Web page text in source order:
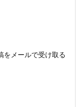
をメールで受け取る